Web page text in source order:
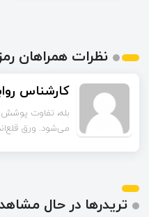
نظرات همراهان
کارشناس
بله، تفاوت پوشش
می‌شود. ورق
تریدرها در حال